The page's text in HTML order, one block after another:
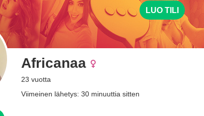
LUO TILI
Africanaa
23 vuotta
Viimeinen lähetys: 30 minuuttia sitten